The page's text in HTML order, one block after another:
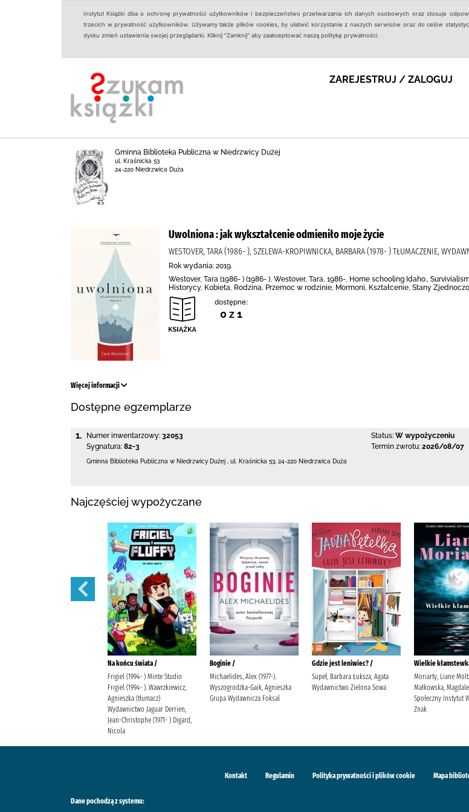
Instytut Książki dba o ochronę prywatności użytkowników i bezpieczeństwo przetwarzania ich danych osobowych oraz stosuje
trzecich w prywatność użytkowników. Używamy także plików cookies, by ułatwić korzystanie z naszych serwisów oraz do celów
dysku zmień ustawienia swojej przeglądarki. Kliknij "Zamknij" aby zaakceptować naszą politykę prywatności.
ZAREJESTRUJ / ZALOGUJ
Gminna Biblioteka Publiczna w Niedrzwicy Dużej
ul. Kraśnicka 53
24-220 Niedrzwica Duża
Uwolniona : jak wykształcenie odmieniło moje życie
WESTOVER, TARA (1986- ), SZELEWA-KROPIWNICKA, BARBARA (1978- ) TŁUMACZENIE,
Rok wydania: 2019.
Westover, Tara (1986- ) (1986- ), Westover, Tara, 1986-, Home schooling Idaho.,
Historycy, Kobieta, Rodzina, Przemoc w rodzinie, Mormoni, Kształcenie, Stany
dostępne:
0 z 1
Więcej informacji
Dostępne egzemplarze
1. Numer inwentarzowy: 32053
Sygnatura: 82-3
Status: W wypożyczeniu
Termin zwrotu: 2026/08/07
Gminna Biblioteka Publiczna w Niedrzwicy Dużej ul. Kraśnicka 53 24-220 Niedrzwica Duża
Najczęściej wypożyczane
Na końcu świata /
Frigiel (1994- ) Minte Studio
Frigiel (1994- ). Wawrzkiewicz,
Agnieszka (tłumacz)
Wydawnictwo Jaguar Derrien,
Jean-Christophe (1971- ) Digard,
Nicola
Boginie /
Michaelides, Alex (1977-).
Wyszogrodzka-Gaik, Agnieszka
Grupa Wydawnicza Foksal
Gdzie jest leniwiec? /
Supeł, Barbara Łuksza, Agata
Wydawnictwo Zielona Sowa
Wielkie
Moriarty, Liane
Małkowska,
Społeczny Instytut
Znak
Kontakt Regulamin Polityka prywatności i plików cookie Mapa
Dane pochodzą z systemu: